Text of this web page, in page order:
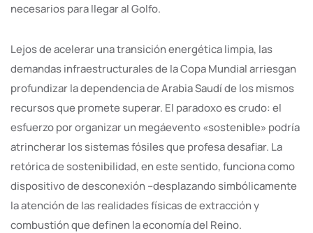
necesarios para llegar al Golfo.
Lejos de acelerar una transición energética limpia, las
demandas infraestructurales de la Copa Mundial arriesgan
profundizar la dependencia de Arabia Saudí de los mismos
recursos que promete superar. El paradoxo es crudo: el
esfuerzo por organizar un megáevento «sostenible» podría
atrincherar los sistemas fósiles que profesa desafiar. La
retórica de sostenibilidad, en este sentido, funciona como
dispositivo de desconexión –desplazando simbólicamente
la atención de las realidades físicas de extracción y
combustión que definen la economía del Reino.